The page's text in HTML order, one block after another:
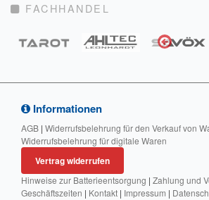
FACHHANDEL
Informationen
AGB | Widerrufsbelehrung für den Verkauf von
Widerrufsbelehrung für digitale Waren
Vertrag widerrufen
Hinweise zur Batterieentsorgung | Zahlung und
Geschäftszeiten | Kontakt | Impressum |